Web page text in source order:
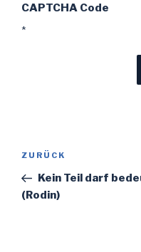
CAPTCHA Code
*
Beitragsnavigation
Vorheriger
Beitrag
ZURÜCK
Kein Teil darf
(Rodin)